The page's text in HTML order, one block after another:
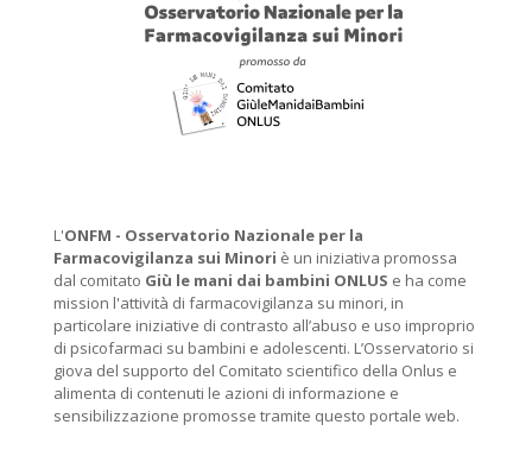
L'ONFM - Osservatorio Nazionale per la
Farmacovigilanza sui Minori è un iniziativa promossa
dal comitato Giù le mani dai bambini ONLUS e ha come
mission l'attività di farmacovigilanza su minori, in
particolare iniziative di contrasto all’abuso e uso improprio
di psicofarmaci su bambini e adolescenti. L’Osservatorio si
giova del supporto del Comitato scientifico della Onlus e
alimenta di contenuti le azioni di informazione e
sensibilizzazione promosse tramite questo portale web.